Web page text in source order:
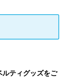
ルティグッズをご